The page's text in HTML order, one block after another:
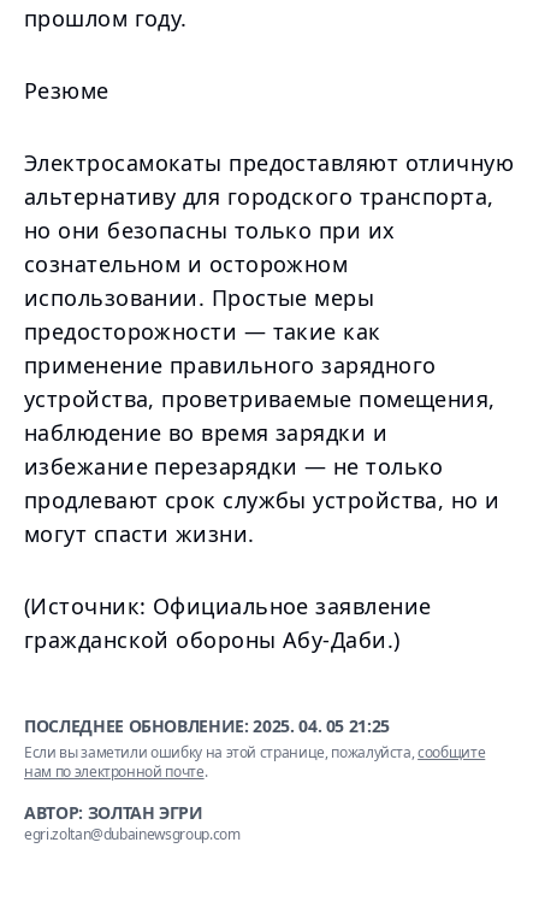
прошлом году.
Резюме
Электросамокаты предоставляют отличную
альтернативу для городского транспорта,
но они безопасны только при их
сознательном и осторожном
использовании. Простые меры
предосторожности — такие как
применение правильного зарядного
устройства, проветриваемые помещения,
наблюдение во время зарядки и
избежание перезарядки — не только
продлевают срок службы устройства, но и
могут спасти жизни.
(Источник: Официальное заявление
гражданской обороны Абу-Даби.)
ПОСЛЕДНЕЕ ОБНОВЛЕНИЕ:2025. 04. 05 21:25
Если вы заметили ошибку на этой странице, пожалуйста,сообщите
нам по электронной почте.
АВТОР: ЗОЛТАН ЭГРИ
egri.zoltan@dubainewsgroup.com